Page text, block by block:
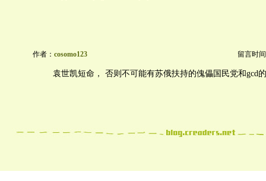
作者： cosomo123 留言时
袁世凯短命， 否则不可能有苏俄扶持的傀儡国民党和gcd